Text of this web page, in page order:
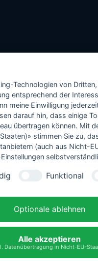
Technologien von
entsprechend der
meine Einwilligung
darauf hin, dass einige
übertragen können. Mit
stimmen Sie zu,
(auch aus Nicht-
Funktional
Optionale ablehnen
Alle akzeptieren
Datenübertragung in Nicht-EU-